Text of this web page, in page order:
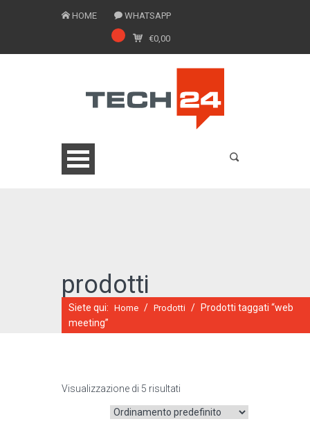
HOME WHATSAPP
€0,00
CATALOGO ONLINE
prodotti
Siete qui: Home / Prodotti /
Prodotti taggati “web
meeting”
Visualizzazione di 5 risultati